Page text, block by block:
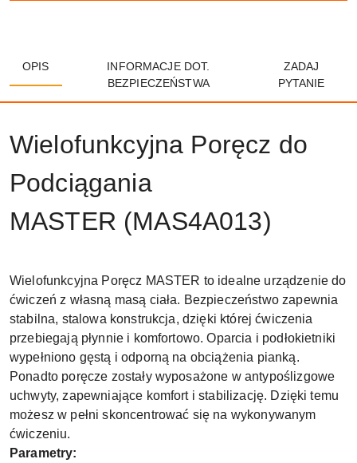
OPIS
INFORMACJE DOT.
BEZPIECZEŃSTWA
ZADAJ
PYTANIE
Wielofunkcyjna Poręcz do
Podciągania
MASTER (MAS4A013)
Wielofunkcyjna Poręcz MASTER to idealne urządzenie do
ćwiczeń z własną masą ciała. Bezpieczeństwo zapewnia
stabilna, stalowa konstrukcja, dzięki której ćwiczenia
przebiegają płynnie i komfortowo. Oparcia i podłokietniki
wypełniono gęstą i odporną na obciążenia pianką.
Ponadto poręcze zostały wyposażone w antypoślizgowe
uchwyty, zapewniające komfort i stabilizację. Dzięki temu
możesz w pełni skoncentrować się na wykonywanym
ćwiczeniu.
Parametry: